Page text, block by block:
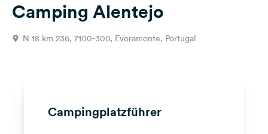
Fragen &
Feedback
Camping Alentejo
N 18 km 236, 7100-300, Evoramonte, Portugal
Campingplatzführer